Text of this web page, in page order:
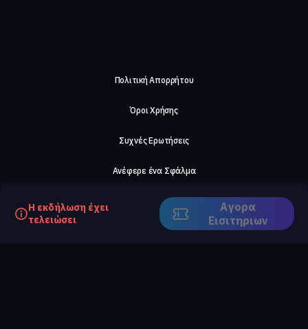
Η εκδήλωση έχει
τελειώσει
Αγορα
Eισιτηριων
Πολιτική Απορρήτου
Όροι Χρήσης
Συχνές Ερωτήσεις
Ανέφερε ένα Σφάλμα
Σχετικά με μας
Careers